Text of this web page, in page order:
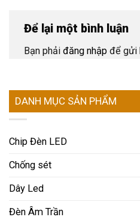
Để lại một bình luận
Bạn phải đăng nhập để gửi
DANH MỤC SẢN PHẨM
Chip Đèn LED
Chống sét
Dây Led
Đèn Âm Trần